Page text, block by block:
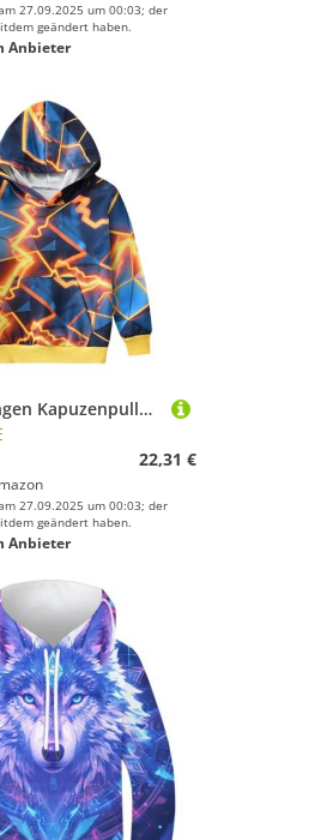
27.09.2025 um 00:03; der
geändert haben.
Anbieter
HIMKSRE Jungen Kapuzenpullover 3D-Druck Langarm Pullover Gelb Lightning Thunder Hoody Kinder Kapuzenpullover mit Tasche 3-4 Jahre(Yellow Lightning,140)
22,31 €
27.09.2025 um 00:03; der
geändert haben.
Anbieter